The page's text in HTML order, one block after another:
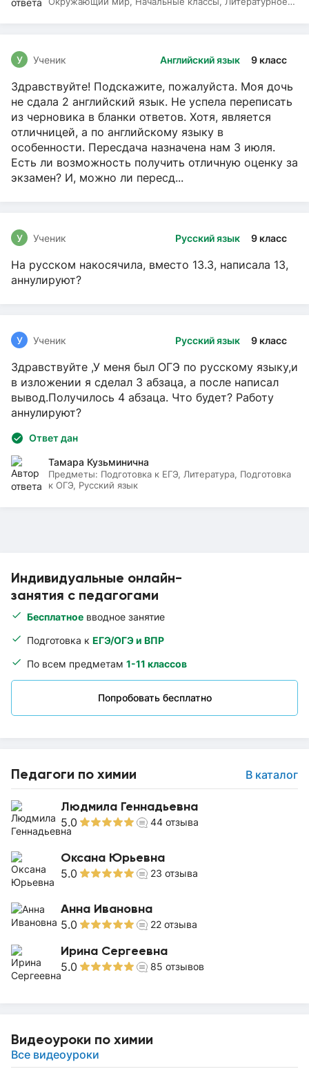
Индивидуальные онлайн-
занятия с педагогами
Бесплатное вводное занятие
Подготовка к ЕГЭ/ОГЭ и ВПР
По всем предметам 1-11 классов
Попробовать бесплатно
Педагоги по химии В каталог
Людмила Геннадьевна
5.0 44 отзыва
Оксана Юрьевна
5.0 23 отзыва
Анна Ивановна
5.0 22 отзыва
Ирина Сергеевна
5.0 85 отзывов
Видеоуроки по химии
Все видеоуроки
Английский язык 9 класс
У Ученик
Здравствуйте! Подскажите, пожалуйста. Моя дочь
не сдала 2 английский язык. Не успела переписать
из черновика в бланки ответов. Хотя, является
отличницей, а по английскому языку в
особенности. Пересдача назначена нам 3 июля.
Есть ли возможность получить отличную оценку за
экзамен? И, можно ли пересд...
Русский язык 9 класс
У Ученик
На русском накосячила, вместо 13.3, написала 13,
аннулируют?
Русский язык 9 класс
У Ученик
Здравствуйте ,У меня был ОГЭ по русскому языку,и
в изложении я сделал 3 абзаца, а после написал
вывод.Получилось 4 абзаца. Что будет? Работу
аннулируют?
Ответ дан
Тамара Кузьминична
Предметы: Подготовка к ЕГЭ, Литература, Подготовка
к ОГЭ, Русский язык